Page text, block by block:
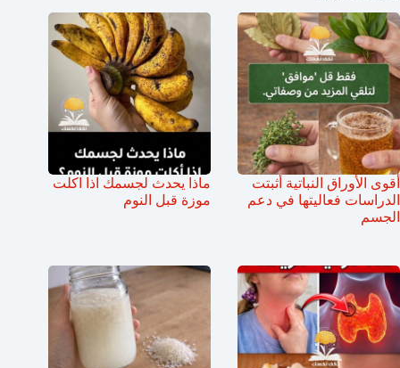
أقوى الأوراق النباتية أثبتت
الدراسات فعاليتها في دعم
الجسم
ماذا يحدث لجسمك اذا اكلت
موزة قبل النوم